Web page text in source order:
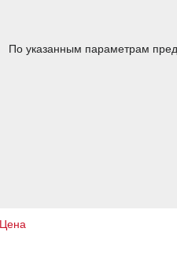
По указанным параметрам
Цена